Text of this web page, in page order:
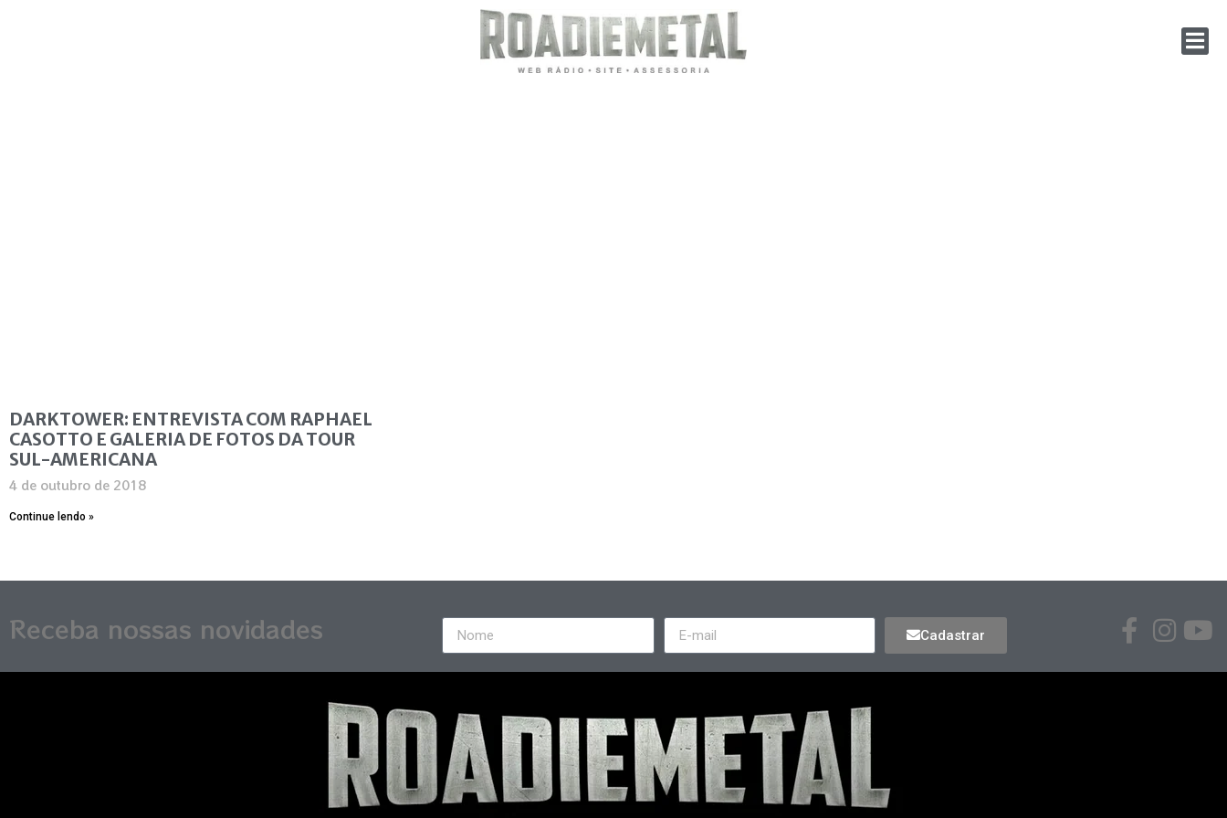
DARKTOWER: ENTREVISTA COM RAPHAEL
CASOTTO E GALERIA DE FOTOS DA TOUR
SUL-AMERICANA
4 de outubro de 2018
Continue lendo »
Receba nossas novidades Cadastrar